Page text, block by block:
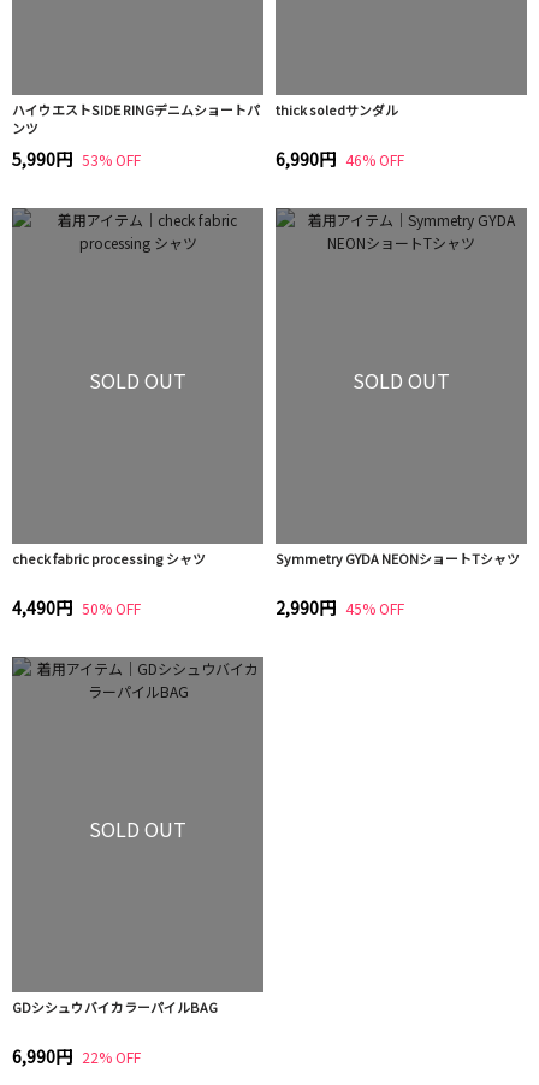
ハイウエストSIDE RINGデニムショートパ
ンツ
5,990円 53% OFF
thick soledサンダル
6,990円 46% OFF
SOLD OUT
check fabric processing シャツ
4,490円 50% OFF
SOLD OUT
Symmetry GYDA NEONショートTシャツ
2,990円 45% OFF
SOLD OUT
GDシシュウバイカラーパイルBAG
6,990円 22% OFF